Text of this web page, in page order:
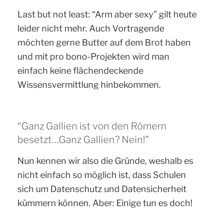
Last but not least: “Arm aber sexy” gilt heute
leider nicht mehr. Auch Vortragende
möchten gerne Butter auf dem Brot haben
und mit pro bono-Projekten wird man
einfach keine flächendeckende
Wissensvermittlung hinbekommen.
“Ganz Gallien ist von den Römern
besetzt…Ganz Gallien? Nein!”
Nun kennen wir also die Gründe, weshalb es
nicht einfach so möglich ist, dass Schulen
sich um Datenschutz und Datensicherheit
kümmern können. Aber: Einige tun es doch!